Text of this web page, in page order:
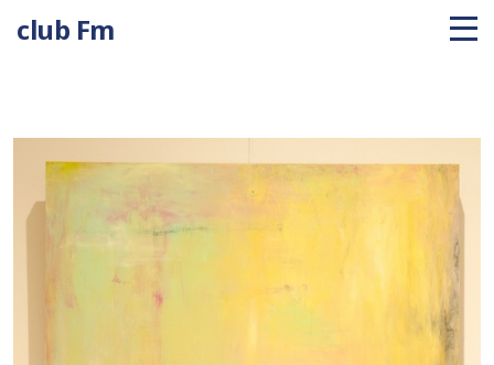
club Fm